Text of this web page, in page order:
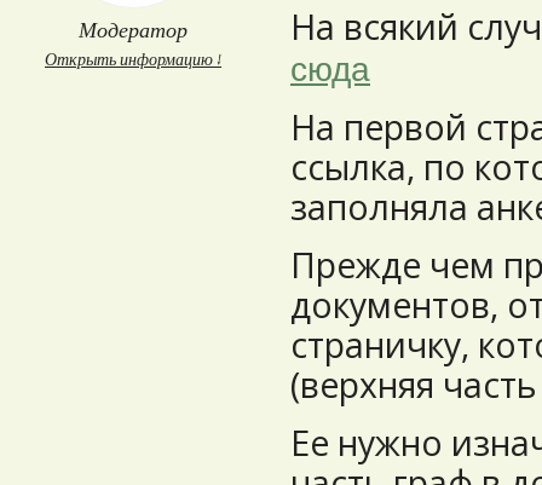
Модератор
Открыть информацию ↓
На всякий
сюда
На первой
ссылка, по
заполняла
Прежде чем
документов,
страничку,
(верхняя
Ее нужно